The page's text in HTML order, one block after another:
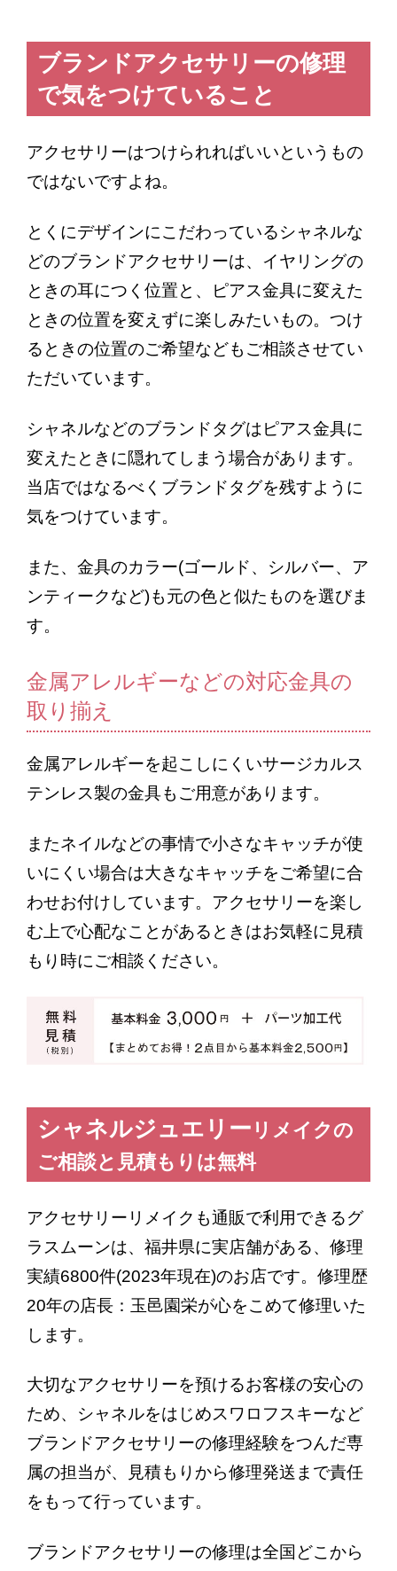
ブランドアクセサリーの修理
で気をつけていること
アクセサリーはつけられればいいというもの
ではないですよね。
とくにデザインにこだわっているシャネルな
どのブランドアクセサリーは、イヤリングの
ときの耳につく位置と、ピアス金具に変えた
ときの位置を変えずに楽しみたいもの。つけ
るときの位置のご希望などもご相談させてい
ただいています。
シャネルなどのブランドタグはピアス金具に
変えたときに隠れてしまう場合があります。
当店ではなるべくブランドタグを残すように
気をつけています。
また、金具のカラー(ゴールド、シルバー、ア
ンティークなど)も元の色と似たものを選びま
す。
金属アレルギーなどの対応金具の
取り揃え
金属アレルギーを起こしにくいサージカルス
テンレス製の金具もご用意があります。
またネイルなどの事情で小さなキャッチが使
いにくい場合は大きなキャッチをご希望に合
わせお付けしています。アクセサリーを楽し
む上で心配なことがあるときはお気軽に見積
もり時にご相談ください。
シャネルジュエリー リメイクの
ご相談と見積もりは無料
アクセサリーリメイクも通販で利用できるグ
ラスムーンは、福井県に実店舗がある、修理
実績6800件(2023年現在)のお店です。修理歴
20年の店長：玉邑園栄が心をこめて修理いた
します。
大切なアクセサリーを預けるお客様の安心の
ため、シャネルをはじめスワロフスキーなど
ブランドアクセサリーの修理経験をつんだ専
属の担当が、見積もりから修理発送まで責任
をもって行っています。
ブランドアクセサリーの修理は全国どこから